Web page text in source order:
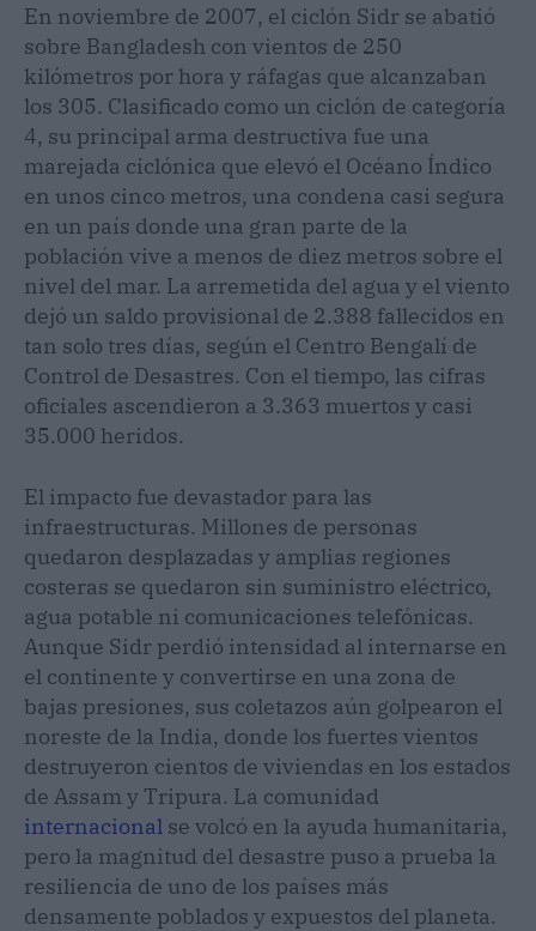
En noviembre de 2007, el ciclón Sidr se abatió
sobre Bangladesh con vientos de 250
kilómetros por hora y ráfagas que alcanzaban
los 305. Clasificado como un ciclón de categoría
4, su principal arma destructiva fue una
marejada ciclónica que elevó el Océano Índico
en unos cinco metros, una condena casi segura
en un país donde una gran parte de la
población vive a menos de diez metros sobre el
nivel del mar. La arremetida del agua y el viento
dejó un saldo provisional de 2.388 fallecidos en
tan solo tres días, según el Centro Bengalí de
Control de Desastres. Con el tiempo, las cifras
oficiales ascendieron a 3.363 muertos y casi
35.000 heridos.
El impacto fue devastador para las
infraestructuras. Millones de personas
quedaron desplazadas y amplias regiones
costeras se quedaron sin suministro eléctrico,
agua potable ni comunicaciones telefónicas.
Aunque Sidr perdió intensidad al internarse en
el continente y convertirse en una zona de
bajas presiones, sus coletazos aún golpearon el
noreste de la India, donde los fuertes vientos
destruyeron cientos de viviendas en los estados
de Assam y Tripura. La comunidad
internacional se volcó en la ayuda humanitaria,
pero la magnitud del desastre puso a prueba la
resiliencia de uno de los países más
densamente poblados y expuestos del planeta.